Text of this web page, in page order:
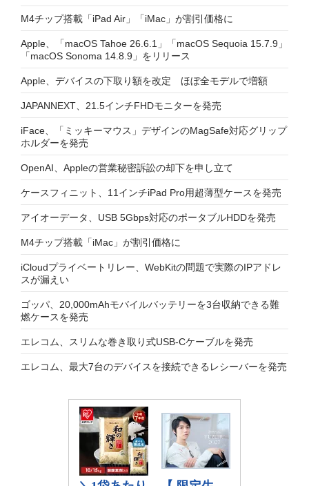
M4チップ搭載「iPad Air」「iMac」が割引価格に
Apple、「macOS Tahoe 26.6.1」「macOS Sequoia 15.7.9」
「macOS Sonoma 14.8.9」をリリース
Apple、デバイスの下取り額を改定 ほぼ全モデルで増額
JAPANNEXT、21.5インチFHDモニターを発売
iFace、「ミッキーマウス」デザインのMagSafe対応グリップ
ホルダーを発売
OpenAI、Appleの営業秘密訴訟の却下を申し立て
ケースフィニット、11インチiPad Pro用超薄型ケースを発売
アイオーデータ、USB 5Gbps対応のポータブルHDDを発売
M4チップ搭載「iMac」が割引価格に
iCloudプライベートリレー、WebKitの問題で実際のIPアドレ
スが漏えい
ゴッパ、20,000mAhモバイルバッテリーを3台収納できる難
燃ケースを発売
エレコム、スリムな巻き取り式USB-Cケーブルを発売
エレコム、最大7台のデバイスを接続できるレシーバーを発売